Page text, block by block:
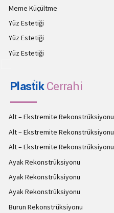
Meme Küçültme
Yüz Estetiği
Yüz Estetiği
Yüz Estetiği
PlastikCerrahi
Alt – Ekstremite Rekonstrüksiyonu
Alt – Ekstremite Rekonstrüksiyonu
Alt – Ekstremite Rekonstrüksiyonu
Ayak Rekonstrüksiyonu
Ayak Rekonstrüksiyonu
Ayak Rekonstrüksiyonu
Burun Rekonstrüksiyonu